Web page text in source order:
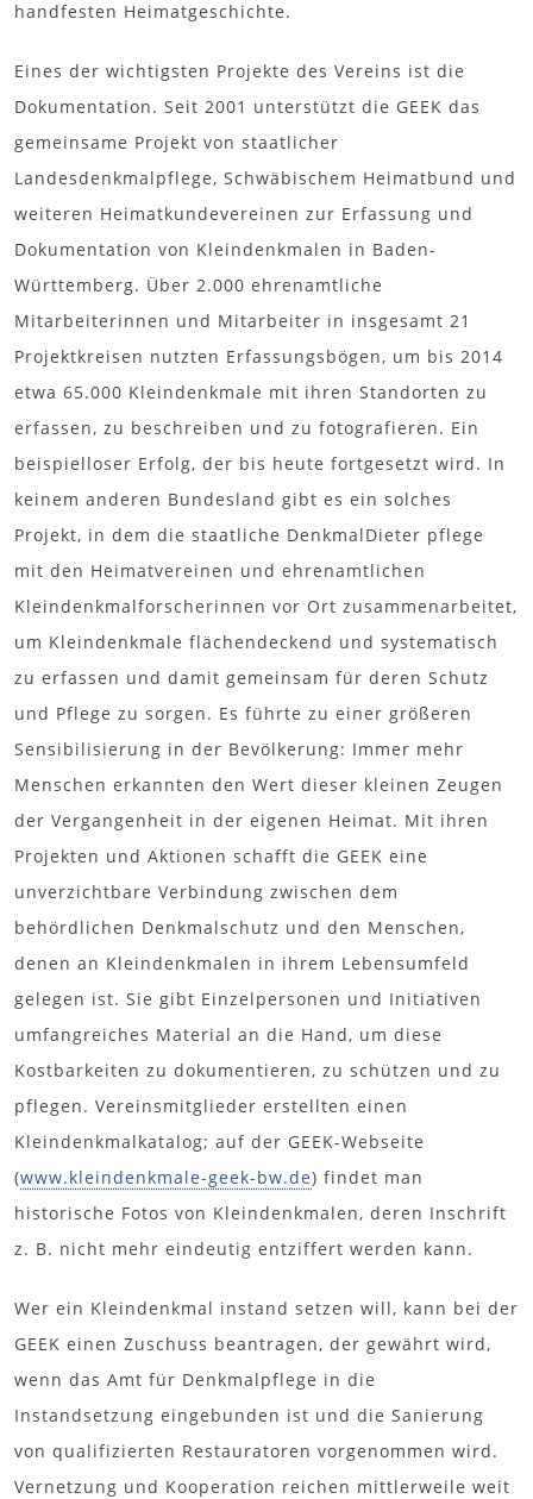
handfesten Heimatgeschichte.
Eines der wichtigsten Projekte des Vereins ist die
Dokumentation. Seit 2001 unterstützt die GEEK das
gemeinsame Projekt von staatlicher
Landesdenkmalpflege, Schwäbischem Heimatbund und
weiteren Heimatkundevereinen zur Erfassung und
Dokumentation von Kleindenkmalen in Baden-
Württemberg. Über 2.000 ehrenamtliche
Mitarbeiterinnen und Mitarbeiter in insgesamt 21
Projektkreisen nutzten Erfassungsbögen, um bis 2014
etwa 65.000 Kleindenkmale mit ihren Standorten zu
erfassen, zu beschreiben und zu fotografieren. Ein
beispielloser Erfolg, der bis heute fortgesetzt wird. In
keinem anderen Bundesland gibt es ein solches
Projekt, in dem die staatliche DenkmalDieter pflege
mit den Heimatvereinen und ehrenamtlichen
Kleindenkmalforscherinnen vor Ort zusammenarbeitet,
um Kleindenkmale flächendeckend und systematisch
zu erfassen und damit gemeinsam für deren Schutz
und Pflege zu sorgen. Es führte zu einer größeren
Sensibilisierung in der Bevölkerung: Immer mehr
Menschen erkannten den Wert dieser kleinen Zeugen
der Vergangenheit in der eigenen Heimat. Mit ihren
Projekten und Aktionen schafft die GEEK eine
unverzichtbare Verbindung zwischen dem
behördlichen Denkmalschutz und den Menschen,
denen an Kleindenkmalen in ihrem Lebensumfeld
gelegen ist. Sie gibt Einzelpersonen und Initiativen
umfangreiches Material an die Hand, um diese
Kostbarkeiten zu dokumentieren, zu schützen und zu
pflegen. Vereinsmitglieder erstellten einen
Kleindenkmalkatalog; auf der GEEK-Webseite
(www.kleindenkmale-geek-bw.de) findet man
historische Fotos von Kleindenkmalen, deren Inschrift
z. B. nicht mehr eindeutig entziffert werden kann.
Wer ein Kleindenkmal instand setzen will, kann bei der
GEEK einen Zuschuss beantragen, der gewährt wird,
wenn das Amt für Denkmalpflege in die
Instandsetzung eingebunden ist und die Sanierung
von qualifizierten Restauratoren vorgenommen wird.
Vernetzung und Kooperation reichen mittlerweile weit